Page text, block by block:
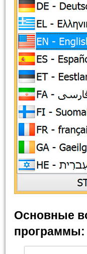
Основные
программы: